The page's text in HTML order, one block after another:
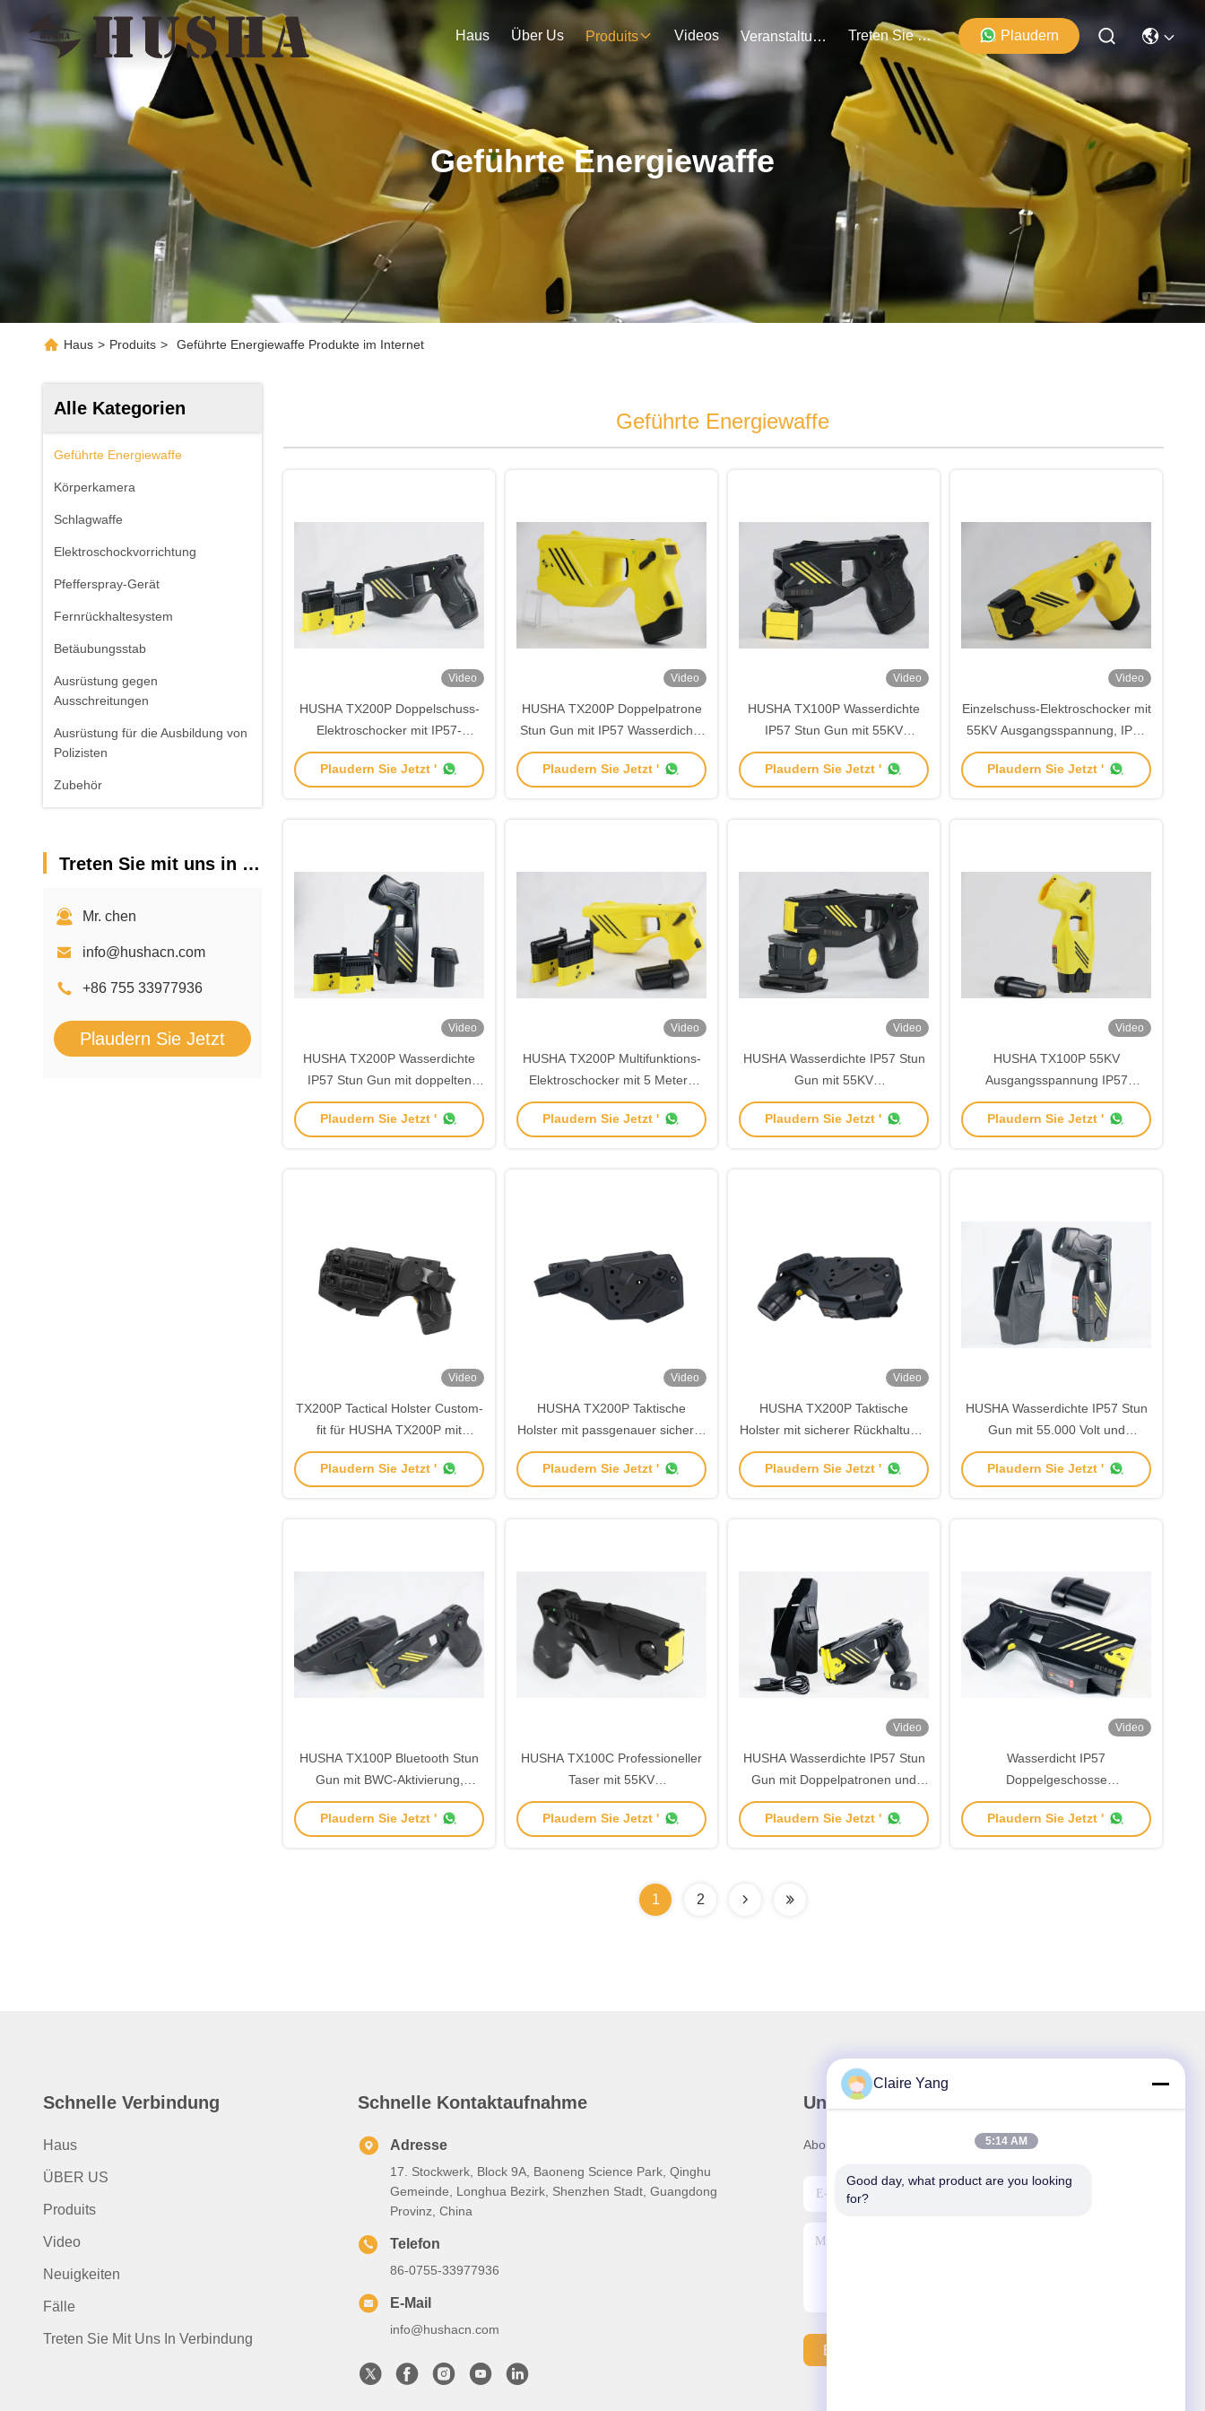
Haus Über Us Produits Videos Veranstaltungen Treten Sie Mit Uns In Verbindung Plaudern
Geführte Energiewaffe
Haus > Produits > Geführte Energiewaffe Produkte im Internet
Alle Kategorien
Geführte Energiewaffe
Körperkamera
Schlagwaffe
Elektroschockvorrichtung
Pfefferspray-Gerät
Fernrückhaltesystem
Betäubungsstab
Ausrüstung gegen
Ausschreitungen
Ausrüstung für die Ausbildung von
Polizisten
Zubehör
Treten Sie mit uns in Verbindung
Mr. chen
info@hushacn.com
+86 755 33977936
Plaudern Sie Jetzt
Geführte Energiewaffe
Video
HUSHA TX200P Doppelschuss-
Elektroschocker mit IP57-
Wasserdichtigkeit und 55 kV
Ausgangsspannung für die
Plaudern Sie Jetzt '
Video
HUSHA TX200P Doppelpatrone
Stun Gun mit IP57 Wasserdichte
und 50KV Ausgangsspannung
für Strafverfolgungsbehörden
Plaudern Sie Jetzt '
Video
HUSHA TX100P Wasserdichte
IP57 Stun Gun mit 55KV
Ausgangsspannung und
wiederaufladbare Batterie für
Plaudern Sie Jetzt '
Video
Einzelschuss-Elektroschocker mit
55KV Ausgangsspannung, IP57
wasserdicht und 7 Meter
Reichweite für
Plaudern Sie Jetzt '
Video
HUSHA TX200P Wasserdichte
IP57 Stun Gun mit doppelten
Patronen und Digital Display für
Strafverfolgungsbehörden
Plaudern Sie Jetzt '
Video
HUSHA TX200P Multifunktions-
Elektroschocker mit 5 Metern
effektiver Reichweite,
Doppelkartuschen und IP57-
Plaudern Sie Jetzt '
Video
HUSHA Wasserdichte IP57 Stun
Gun mit 55KV
Ausgangsspannung und
wiederaufladbare Batterie für
Plaudern Sie Jetzt '
Video
HUSHA TX100P 55KV
Ausgangsspannung IP57
Wasserdichte Stun Gun mit 7
Meter Reichweite für
Plaudern Sie Jetzt '
Video
TX200P Tactical Holster Custom-
fit für HUSHA TX200P mit
sicherer Aufbewahrung und
schnellen Zugriff
Plaudern Sie Jetzt '
Video
HUSHA TX200P Taktische
Holster mit passgenauer sicherer
Halterung und schnellem Zugriff
für Elektroschockwaffen
Plaudern Sie Jetzt '
Video
HUSHA TX200P Taktische
Holster mit sicherer Rückhaltung,
schnellem Zugriff und robuster
Konstruktion für Energiewaffen
Plaudern Sie Jetzt '
HUSHA Wasserdichte IP57 Stun
Gun mit 55.000 Volt und
Bluetooth Funktion für die
Strafverfolgung
Plaudern Sie Jetzt '
HUSHA TX100P Bluetooth Stun
Gun mit BWC-Aktivierung,
wasserdicht IP57 und 55KV
Ausgangsspannung für
Plaudern Sie Jetzt '
HUSHA TX100C Professioneller
Taser mit 55KV
Ausgangsspannung, Laserzieler
und 5-Sekunden-Countdown für
Plaudern Sie Jetzt '
Video
HUSHA Wasserdichte IP57 Stun
Gun mit Doppelpatronen und
55±5KV Ausgangsspannung für
Strafverfolgungsbehörden
Plaudern Sie Jetzt '
Video
Wasserdicht IP57
Doppelgeschosse
Fernbedienung Stun Gun
TX200P für die Strafverfolgung
Plaudern Sie Jetzt '
1 2
Schnelle Verbindung
Haus
ÜBER US
Produits
Video
Neuigkeiten
Fälle
Treten Sie Mit Uns In Verbindung
Schnelle Kontaktaufnahme
Adresse
17. Stockwerk, Block 9A, Baoneng Science Park, Qinghu
Gemeinde, Longhua Bezirk, Shenzhen Stadt, Guangdong
Provinz, China
Telefon
86-0755-33977936
E-Mail
info@hushacn.com
Unser Newsletter
Abonnieren Sie unseren Newsletter für Rabatte und mehr.
E-Mail Senden
Claire Yang
5:14 AM
Good day, what product are you looking
for?